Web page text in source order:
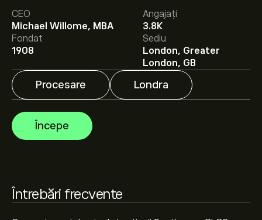
CEO
Michael Willome, MBA
Angajați
3.8K
Fondat
1908
Sediu
London, Greater
London, GB
Procesare Londra
Începe
Întrebări frecvente
Prețul țintă mediu pentru acțiunile Synthomer PLC este
107.40‎p‎. Creează-ți un cont
pe eToro pentru
previziunile analiștilor și ținte de preț.
Analiștii oferă previziuni pentru acțiunile Synthomer
PLC bazate pe tendințele pieței, rapoarte financiare și
creșterea estimată. Verifică cele mai recente previziuni
178.7M‎p‎